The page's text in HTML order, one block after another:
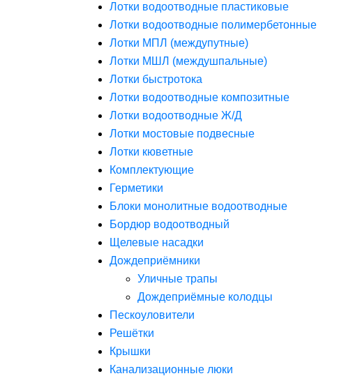
Лотки водоотводные пластиковые
Лотки водоотводные полимербетонные
Лотки МПЛ (междупутные)
Лотки МШЛ (междушпальные)
Лотки быстротока
Лотки водоотводные композитные
Лотки водоотводные Ж/Д
Лотки мостовые подвесные
Лотки кюветные
Комплектующие
Герметики
Блоки монолитные водоотводные
Бордюр водоотводный
Щелевые насадки
Дождеприёмники
Уличные трапы
Дождеприёмные колодцы
Пескоуловители
Решётки
Крышки
Канализационные люки